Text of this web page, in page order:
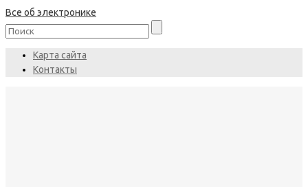
Все об электронике
Карта сайта
Контакты